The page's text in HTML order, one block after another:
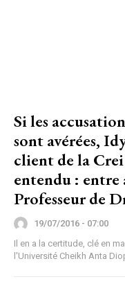
Si les
sont avérées,
client de la
entendu : entre
Professeur de
19/07/2016 - 07:00
Il en a la certitude, clé en